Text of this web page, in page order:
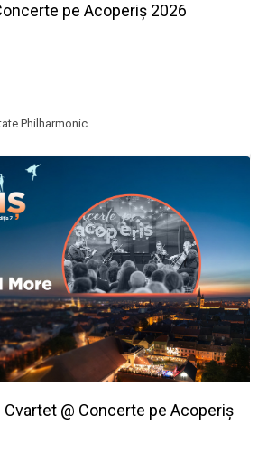
pe Acoperiș 2026
Philharmonic
Cvartet @ Concerte pe Acoperiș